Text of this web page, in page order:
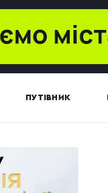
ПУТІВНИК